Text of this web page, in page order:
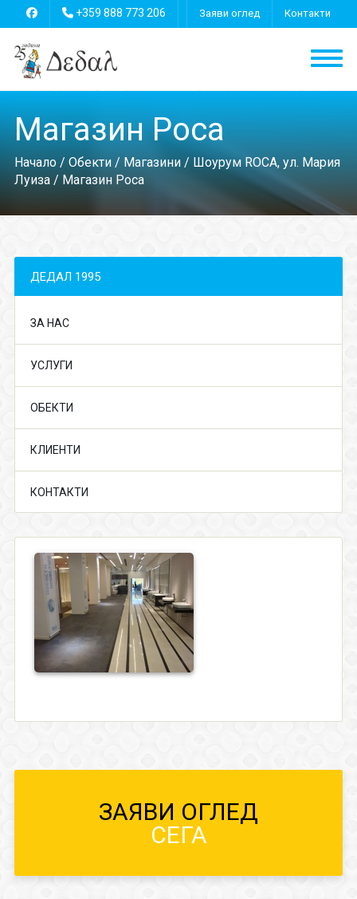
+359 888 773 206 Заяви оглед Контакти
Магазин Роса
Начало/ Обекти/ Магазини/ Шоурум ROCA, ул. Мария
Луиза/ Магазин Роса
ДЕДАЛ 1995
ЗА НАС
УСЛУГИ
ОБЕКТИ
КЛИЕНТИ
КОНТАКТИ
ЗАЯВИ ОГЛЕД
СЕГА